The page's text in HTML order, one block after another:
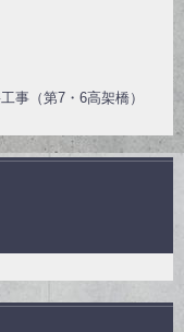
事（第7・6高架橋）